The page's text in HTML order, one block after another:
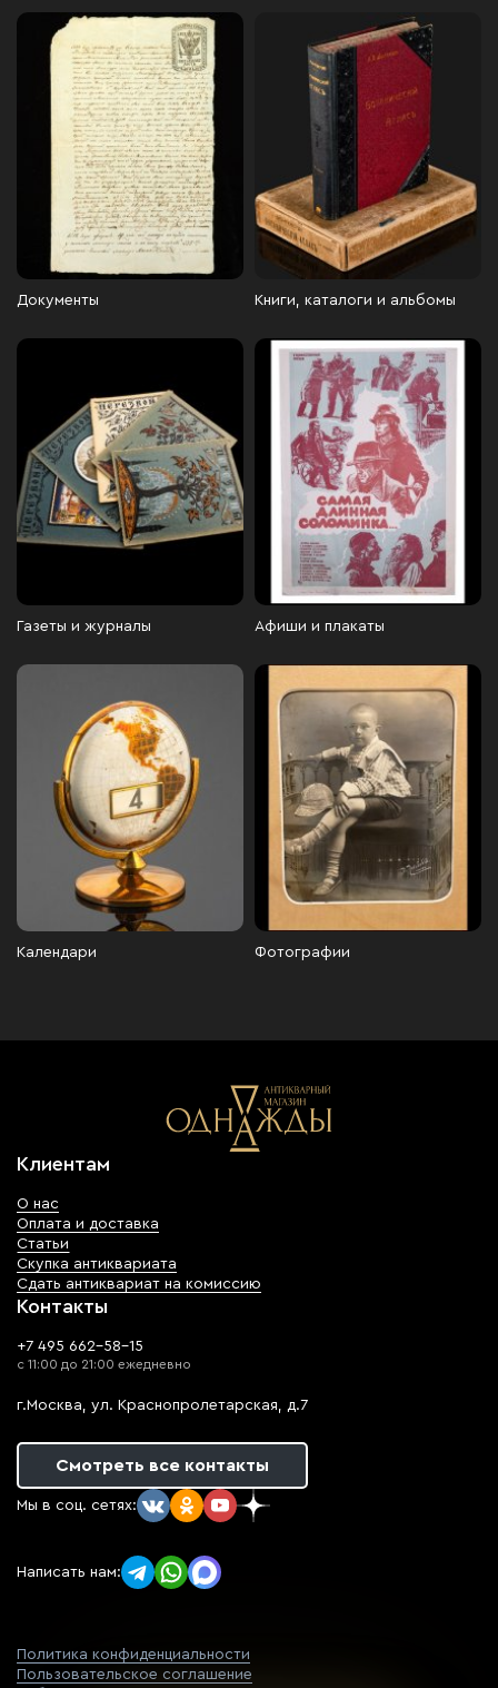
Документы Книги, каталоги и альбомы
Газеты и журналы Афиши и плакаты
Календари Фотографии
Клиентам
О нас
Оплата и доставка
Статьи
Скупка антиквариата
Сдать антиквариат на комиссию
Контакты
+7 495 662-58-15
с 11:00 до 21:00 ежедневно
г.Москва, ул. Краснопролетарская, д.7
Смотреть все контакты
Мы в соц. сетях:
Написать нам:
Политика конфиденциальности
Пользовательское соглашение